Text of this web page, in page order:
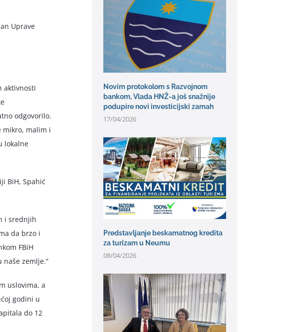
Uprave
aktivnosti
odgovorilo.
mikro, malim i
lokalne
BiH, Spahić
i srednjih
da brzo i
FBiH
zemlje.”
uslovima, a
godini u
do 12
Novim protokolom s Razvojnom
bankom, Vlada HNŽ-a još snažnije
podupire novi investicijski zamah
17/04/2026
Predstavljanje beskamatnog kredita
za turizam u Neumu
08/04/2026